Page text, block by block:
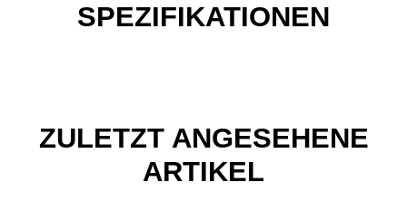
SPEZIFIKATIONEN
ZULETZT ANGESEHENE
ARTIKEL